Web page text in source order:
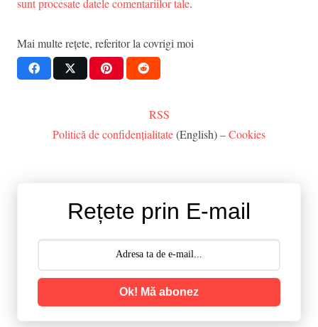
Mai multe rețete, referitor la covrigi moi
RSS
Politică de confidențialitate(English) –Cookies
Rețete prin E-mail
Ok! Mă abonez